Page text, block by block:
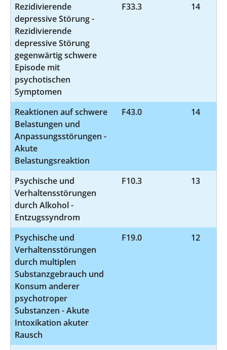
Rezidivierende
depressive Störung -
Rezidivierende
depressive Störung
gegenwärtig schwere
Episode mit
psychotischen
Symptomen
F33.3 14
Reaktionen auf schwere
Belastungen und
Anpassungsstörungen -
Akute
Belastungsreaktion
F43.0 14
Psychische und
Verhaltensstörungen
durch Alkohol -
Entzugssyndrom
F10.3 13
Psychische und
Verhaltensstörungen
durch multiplen
Substanzgebrauch und
Konsum anderer
psychotroper
Substanzen - Akute
Intoxikation akuter
Rausch
F19.0 12